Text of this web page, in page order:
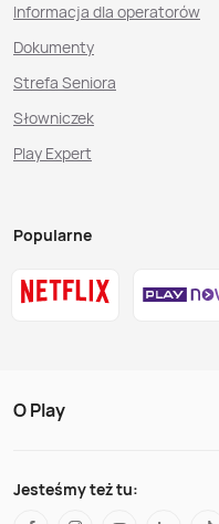
Informacja dla operatorów
Dokumenty
Strefa Seniora
Słowniczek
Play Expert
Popularne
O Play
Jesteśmy też tu: